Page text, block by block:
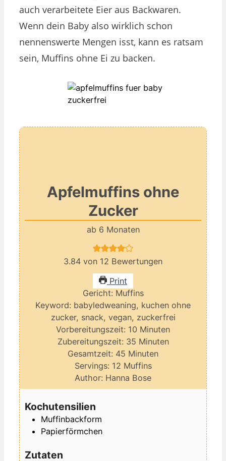
auch verarbeitete Eier aus Backwaren.
Wenn dein Baby also wirklich schon
nennenswerte Mengen isst, kann es ratsam
sein, Muffins ohne Ei zu backen.
Apfelmuffins ohne
Zucker
ab 6 Monaten
3.84 von 12 Bewertungen
Print
Gericht: Muffins
Keyword: babyledweaning, kuchen ohne
zucker, snack, vegan, zuckerfrei
Vorbereitungszeit: 10 Minuten
Minuten
Zubereitungszeit: 35Minuten
Minuten
Gesamtzeit: 45 Minuten
Minuten
Servings: 12 Muffins
Author: Hanna Bose
Kochutensilien
Muffinbackform
Papierförmchen
Zutaten